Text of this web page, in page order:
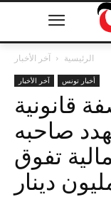
الرئيسية آخر الأخبار
آخر الأخبار أخبار تونس
قانونية
صاحبه
تفوق